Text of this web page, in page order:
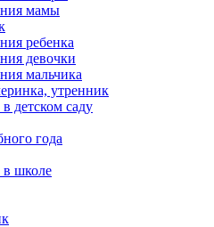
мамы
ребенка
девочки
мальчика
утренник
детском саду
года
школе